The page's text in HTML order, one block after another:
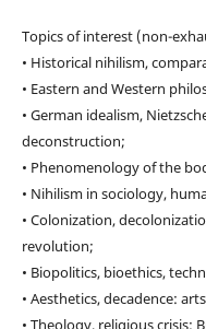
Topics of interest (non-
• Historical nihilism,
• Eastern and Western
• German idealism,
deconstruction;
• Phenomenology of the
• Nihilism in sociology,
• Colonization,
revolution;
• Biopolitics, bioethics,
• Aesthetics, decadence:
• Theology, religious crisis: